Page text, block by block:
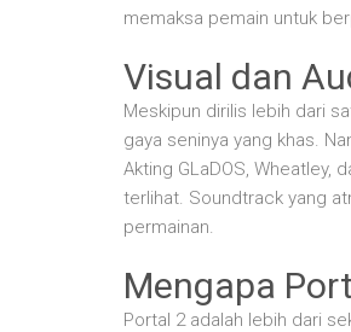
memaksa pemain untuk
Visual dan
Meskipun dirilis lebih dari
gaya seninya yang khas.
Akting GLaDOS, Wheatley,
terlihat. Soundtrack yang
permainan.
Mengapa
Portal 2 adalah lebih dari